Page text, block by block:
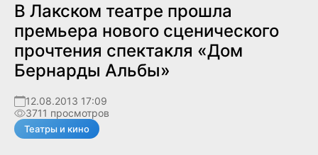
В Лакском театре прошла
премьера нового сценического
прочтения спектакля «Дом
Бернарды Альбы»
12.08.2013 17:09
3711 просмотров
Театры и кино